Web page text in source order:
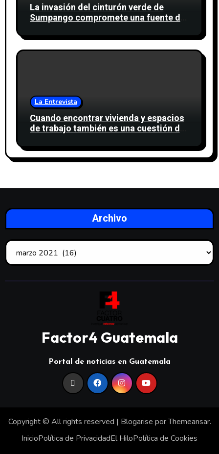
La invasión del cinturón verde de
Sumpango compromete una fuente de
La Entrevista
Cuando encontrar vivienda y espacios
de trabajo también es una cuestión de
Archivo
Factor4 Guatemala
Portal de noticias en Guatemala
Copyright © All rights reserved | Blogarise porThemeansar.
InicioPolítica de PrivacidadEl HiloPolítica de Cookies